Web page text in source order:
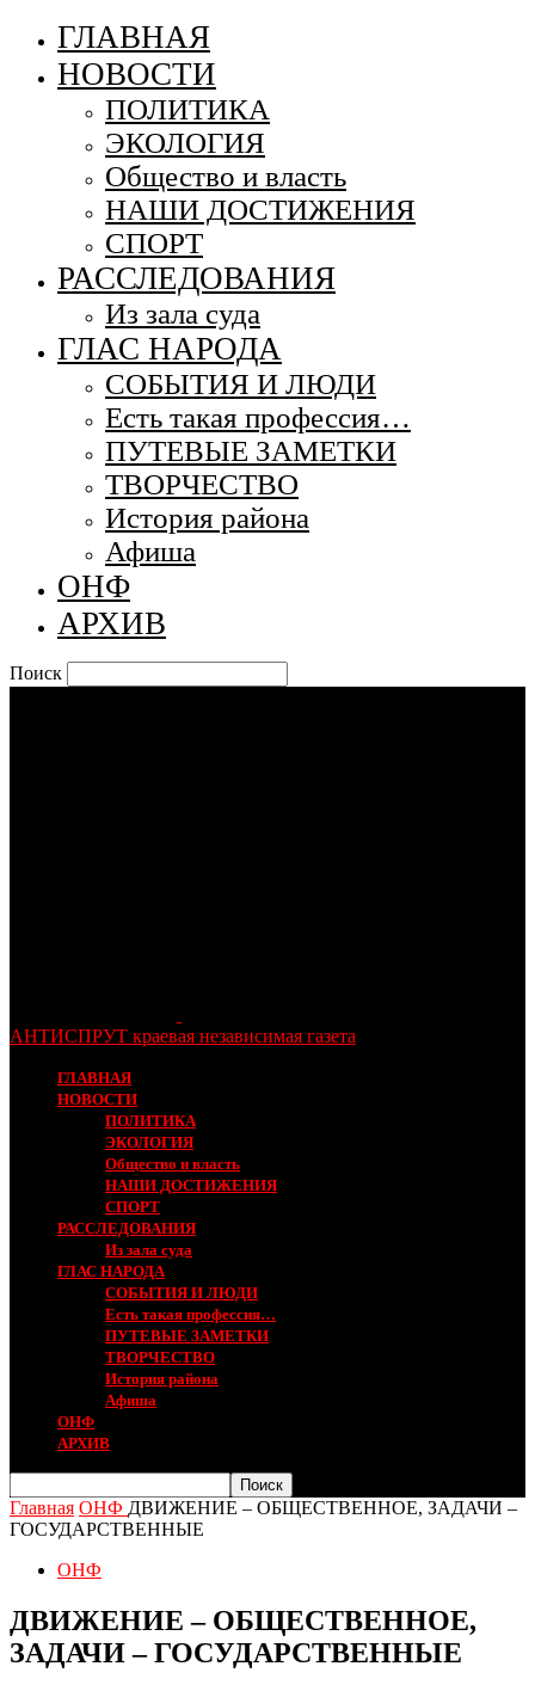
ГЛАВНАЯ
НОВОСТИ
ПОЛИТИКА
ЭКОЛОГИЯ
Общество и власть
НАШИ ДОСТИЖЕНИЯ
СПОРТ
РАССЛЕДОВАНИЯ
Из зала суда
ГЛАС НАРОДА
СОБЫТИЯ И ЛЮДИ
Есть такая профессия…
ПУТЕВЫЕ ЗАМЕТКИ
ТВОРЧЕСТВО
История района
Афиша
ОНФ
АРХИВ
Поиск
АНТИСПРУТ краевая независимая газета
ГЛАВНАЯ
НОВОСТИ
ПОЛИТИКА
ЭКОЛОГИЯ
Общество и власть
НАШИ ДОСТИЖЕНИЯ
СПОРТ
РАССЛЕДОВАНИЯ
Из зала суда
ГЛАС НАРОДА
СОБЫТИЯ И ЛЮДИ
Есть такая профессия…
ПУТЕВЫЕ ЗАМЕТКИ
ТВОРЧЕСТВО
История района
Афиша
ОНФ
АРХИВ
Главная ОНФ ДВИЖЕНИЕ – ОБЩЕСТВЕННОЕ, ЗАДАЧИ –
ГОСУДАРСТВЕННЫЕ
ОНФ
ДВИЖЕНИЕ – ОБЩЕСТВЕННОЕ,
ЗАДАЧИ – ГОСУДАРСТВЕННЫЕ